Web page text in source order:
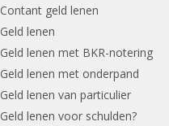
Contant geld lenen
Geld lenen
Geld lenen met BKR-notering
Geld lenen met onderpand
Geld lenen van particulier
Geld lenen voor schulden?